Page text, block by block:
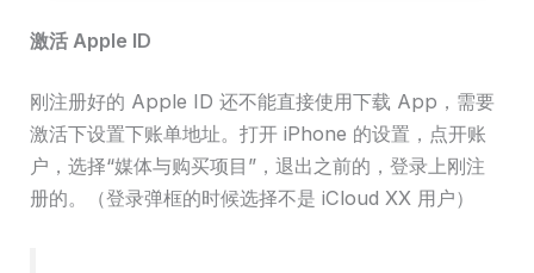
激活 Apple ID
刚注册好的 Apple ID 还不能直接使用下载 App，需要
激活下设置下账单地址。打开 iPhone 的设置，点开账
户，选择“媒体与购买项目”，退出之前的，登录上刚注
册的。（登录弹框的时候选择不是 iCloud XX 用户）